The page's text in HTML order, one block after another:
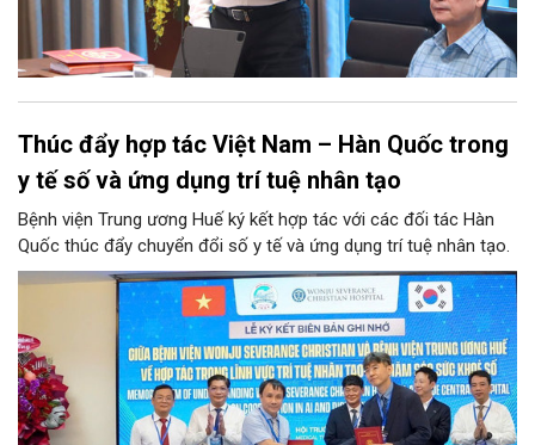
Thúc đẩy hợp tác Việt Nam – Hàn Quốc trong
y tế số và ứng dụng trí tuệ nhân tạo
Bệnh viện Trung ương Huế ký kết hợp tác với các đối tác Hàn
Quốc thúc đẩy chuyển đổi số y tế và ứng dụng trí tuệ nhân tạo.